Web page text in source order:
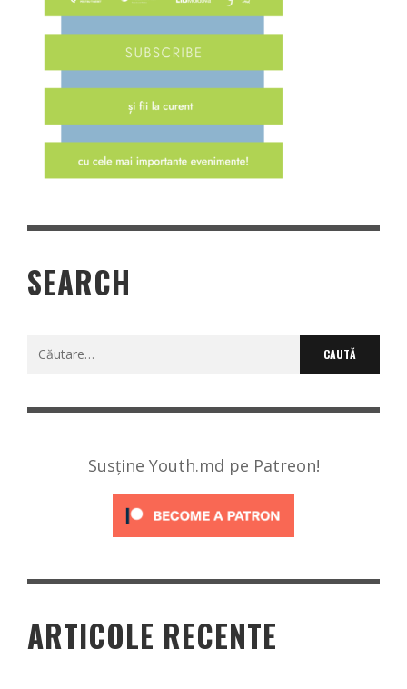
SEARCH
Caută
Susține Youth.md pe Patreon!
ARTICOLE RECENTE